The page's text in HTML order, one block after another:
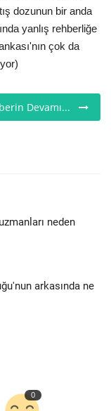
dozunun bir anda
yanlış rehberliğe
çok da
Devamı...
neden
arkasında ne
0